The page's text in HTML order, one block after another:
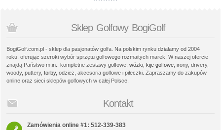
Sklep Golfowy BogiGolf
BogiGolf.com.pl - sklep dla pasjonatów golfa. Na polskim rynku działamy od 2004
roku, oferując szeroki wybór sprzętu golfowego rozmaitych marek. W naszej ofercie
znajdą Państwo m.in.: kompletne zestawy golfowe, wózki kije golfowe , irony, drivery,
woody, puttery, torby, odzież, akcesoria golfowe i piłeczki. Zapraszamy do zakupów
online oraz sieci sklepów golfowych w całej Polsce.
Kontakt
Zamówienia online #1: 512-339-383